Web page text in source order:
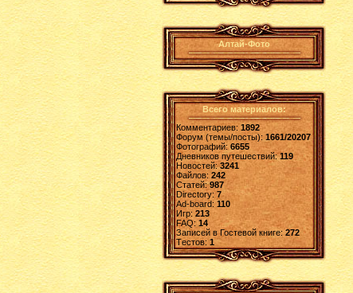
Алтай-Фото
Всего материалов:
Комментариев: 1892
Форум (темы/посты):1661/20207
Фотографий:6655
Дневников путешествий:119
Новостей:3241
Файлов: 242
Статей:987
Directory: 7
Ad-board:110
Игр: 213
FAQ:14
Записей в Гостевой книге:272
Tестов: 1